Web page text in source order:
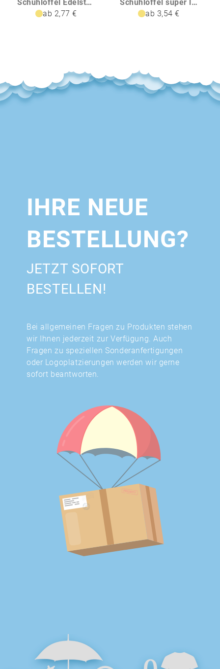
Schuhlöffel Edelstahl extra lang
ab 2,77 €
Schuhlöffel super lang
ab 3,54 €
IHRE NEUE
BESTELLUNG?
JETZT SOFORT
BESTELLEN!
Bei allgemeinen Fragen zu Produkten stehen
wir Ihnen jederzeit zur Verfügung. Auch
Fragen zu speziellen Sonderanfertigungen
oder Logoplatzierungen werden wir gerne
sofort beantworten.